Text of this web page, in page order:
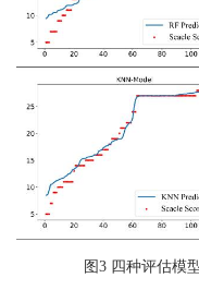
图 3 四种评估模